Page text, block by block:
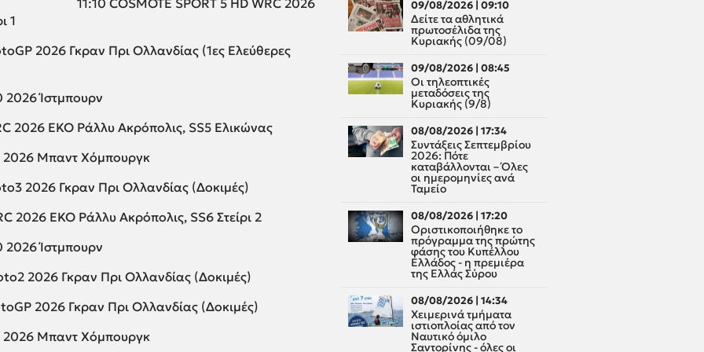
11:10 COSMOTE SPORT 5 HD WRC 2026
1
2026 Γκραν Πρι Ολλανδίας (1ες Ελεύθερες
Ίστμπουρν
2026 EKO Ράλλυ Ακρόπολις, SS5 Ελικώνας
2026 Μπαντ Χόμπουργκ
2026 Γκραν Πρι Ολλανδίας (Δοκιμές)
2026 EKO Ράλλυ Ακρόπολις, SS6 Στείρι 2
Ίστμπουρν
2026 Γκραν Πρι Ολλανδίας (Δοκιμές)
2026 Γκραν Πρι Ολλανδίας (Δοκιμές)
2026 Μπαντ Χόμπουργκ
09/08/2026 | 09:10
Δείτε τα αθλητικά
πρωτοσέλιδα της
Κυριακής (09/08)
09/08/2026 | 08:45
Οι τηλεοπτικές
μεταδόσεις της
Κυριακής (9/8)
08/08/2026 | 17:34
Συντάξεις Σεπτεμβρίου
2026: Πότε
καταβάλλονται – Όλες
οι ημερομηνίες ανά
Ταμείο
08/08/2026 | 17:20
Οριστικοποιήθηκε το
πρόγραμμα της πρώτης
φάσης του Κυπέλλου
Ελλάδος - η πρεμιέρα
της Ελλάς Σύρου
08/08/2026 | 14:34
Χειμερινά τμήματα
ιστιοπλοίας από τον
Ναυτικό όμιλο
Σαντορίνης - όλες οι